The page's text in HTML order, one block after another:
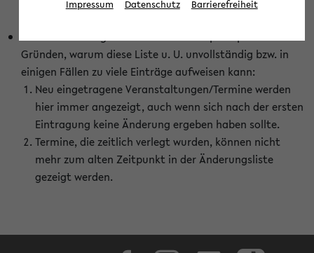
Gründen, warum diese Liste u. U. unvollständig bzw. in
einigen Fällen zu viele Einträge aufweisen kann:
Neu eingetragene Veranstaltungen/Termine werden
hier immer angezeigt, auch wenn sich nach der ersten
Eintragung keine Änderung ergeben haben sollte.
Termine, die zeitlich verlegt wurden, können nicht
mehr zum alten Zeitpunkt in der Änderungsliste
gezeigt werden.
Impressum Datenschutz Barrierefreiheit